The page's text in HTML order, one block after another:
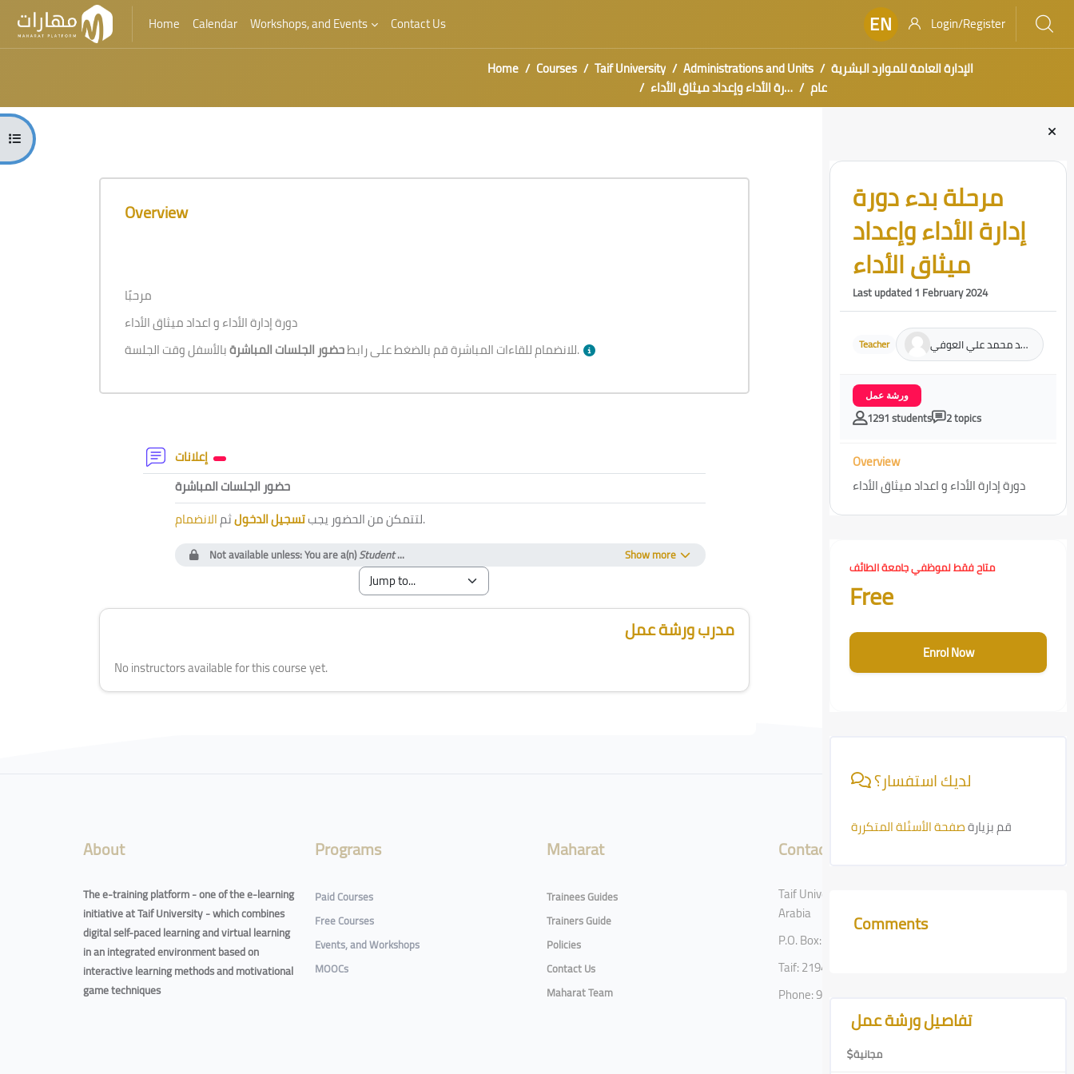
Home Calendar Workshops, and Events Contact Us EN
Login/Register
Home
Courses Taif University Administrations and Units
الإدارة العامة للموارد البشرية
مرحلة بدء دورة إدارة الأداء وإعداد ميثاق الأداء
عام
Blocks
Skip [Cocoon] Course Intro
مرحلة بدء دورة
إدارة الأداء وإعداد
ميثاق الأداء
Last updated 1 February 2024
Teacher فهد محمد علي العوفي
ورشة عمل
1291 students 2 topics
Overview
دورة إدارة الأداء و اعداد ميثاق الأداء
متاح فقط لموظفي جامعة الطائف
Free
Enrol Now
لديك استفسار؟
قم بزيارةصفحة الأسئلة المتكررة
Skip Comments
Comments
تفاصيل ورشة عمل
مجانية
Open course index
Blocks
Skip [Cocoon] Course Overview
Overview
مرحبًا
دورة إدارة الأداء و اعداد ميثاق الأداء
للانضمام للقاءات المباشرة قم بالضغط على رابطحضور الجلسات المباشرة بالأسفل وقت الجلسة.
Section outline
إعلانات Forum
حضور الجلسات المباشرةExternal tool
لتتمكن من الحضور يجبتسجيل الدخولثمالانضمام .
Show more
Not available unless: You are a(n)Student...
Blocks
Skip [Cocoon] Course Instructor مدرب ورشة عمل
No instructors available for this course yet.
About
The e-training platform - one of the e-learning
initiative at Taif University - which combines
digital self-paced learning and virtual learning
in an integrated environment based on
interactive learning methods and motivational
game techniques
Programs
Paid Courses
Free Courses
Events, and Workshops
MOOCs
Maharat
Trainees Guides
Trainers Guide
Policies
Contact Us
Maharat Team
Contact
Taif University, Taif, Kingdom of Saudi
Arabia
P.O. Box: 11099
Taif: 21944
Phone: 920002122